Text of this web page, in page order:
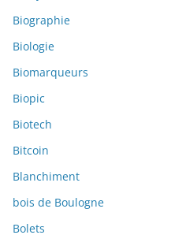
Biographie
Biologie
Biomarqueurs
Biopic
Biotech
Bitcoin
Blanchiment
bois de Boulogne
Bolets